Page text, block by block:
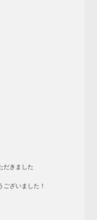
だきました
ざいました！